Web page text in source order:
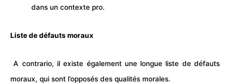
dans un contexte pro.
Liste de défauts moraux
A contrario, il existe également une longue liste de défauts
moraux, qui sont l’opposés des qualités morales.